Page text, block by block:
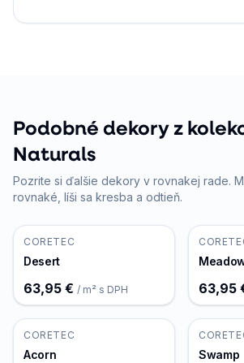
Podobné dekory z
Naturals
Pozrite si ďalšie dekory v rovnakej rade.
rovnaké, líši sa kresba a odtieň.
CORETEC
Desert
63,95 € / m² s DPH 63,95
CORETEC
Acorn Swamp